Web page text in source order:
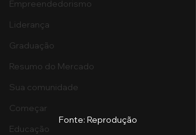
Empreendedorismo
Liderança
Graduação
Resumo do Mercado
Sua comunidade
Começar
Educação
Fonte: Reprodução